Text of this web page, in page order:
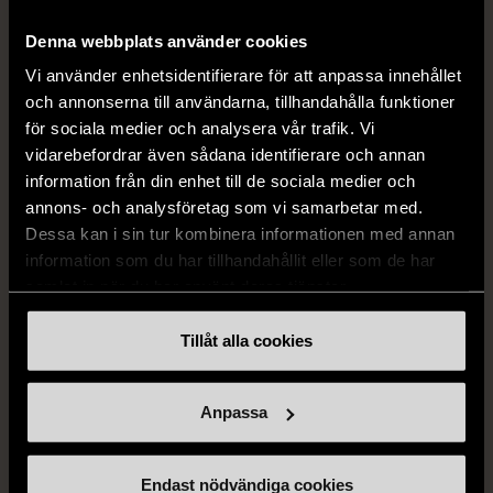
Denna webbplats använder cookies
Vi använder enhetsidentifierare för att anpassa innehållet
och annonserna till användarna, tillhandahålla funktioner
för sociala medier och analysera vår trafik. Vi
vidarebefordrar även sådana identifierare och annan
information från din enhet till de sociala medier och
annons- och analysföretag som vi samarbetar med.
Dessa kan i sin tur kombinera informationen med annan
information som du har tillhandahållit eller som de har
Tillåt alla cookies
Anpassa
Endast nödvändiga cookies
149 kr
1/5
Zara tweed rutig kavaj
Mycket gott skick